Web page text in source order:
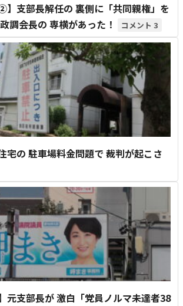
】支部長解任の 裏側に「共同親権」を
調会長の 専横があった！
3
宅の 駐車場料金問題で 裁判が起こさ
元支部長が 激白「党員ノルマ未達者38